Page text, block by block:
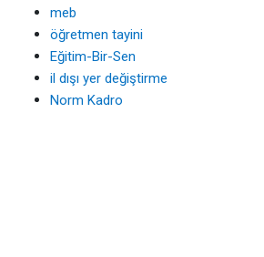
meb
öğretmen tayini
Eğitim-Bir-Sen
il dışı yer değiştirme
Norm Kadro